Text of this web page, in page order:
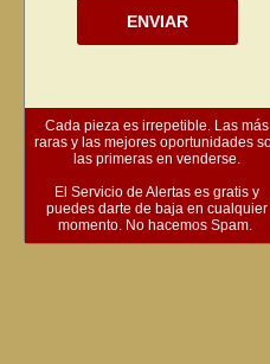
ENVIAR
Cada pieza es irrepetible. Las más
raras y las mejores oportunidades
las primeras en venderse.
El Servicio de Alertas es gratis y
puedes darte de baja en cualquier
momento. No hacemos Spam.